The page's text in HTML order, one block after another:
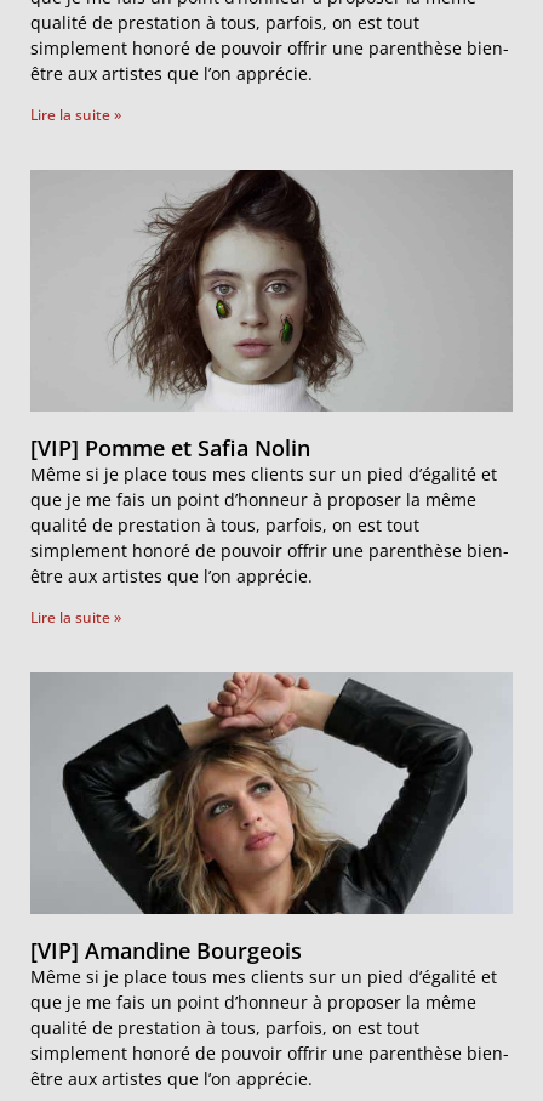
qualité de prestation à tous, parfois, on est tout
simplement honoré de pouvoir offrir une parenthèse bien-
être aux artistes que l’on apprécie.
Lire la suite »
[VIP] Pomme et Safia Nolin
Même si je place tous mes clients sur un pied d’égalité et
que je me fais un point d’honneur à proposer la même
qualité de prestation à tous, parfois, on est tout
simplement honoré de pouvoir offrir une parenthèse bien-
être aux artistes que l’on apprécie.
Lire la suite »
[VIP] Amandine Bourgeois
Même si je place tous mes clients sur un pied d’égalité et
que je me fais un point d’honneur à proposer la même
qualité de prestation à tous, parfois, on est tout
simplement honoré de pouvoir offrir une parenthèse bien-
être aux artistes que l’on apprécie.